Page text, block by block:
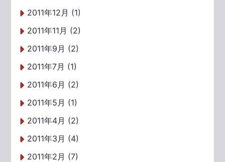
2011年12月 (1)
2011年11月 (2)
2011年9月 (2)
2011年7月 (1)
2011年6月 (2)
2011年5月 (1)
2011年4月 (2)
2011年3月 (4)
2011年2月 (7)